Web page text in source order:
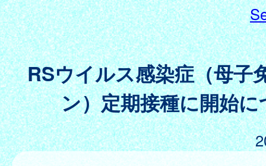
RSウイルス感染症（母子
ン）定期接種に開始